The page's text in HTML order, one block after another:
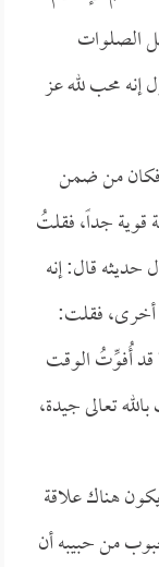
الصلوات
إنه محب لله عز
فكان من ضمن
قوية جداً، فقلتُ
حديثه قال: إنه
فقلت:
قد أُفوِّتُ الوقت
تعالى جيدة،
هناك علاقة
من حبيبه أن